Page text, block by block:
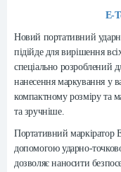
E-
Новий портативний
підійде для вирішення
спеціально розроблений
нанесення маркування у
компактному розміру та
та зручніше.
Портативний маркіратор
допомогою ударно-
дозволяє наносити